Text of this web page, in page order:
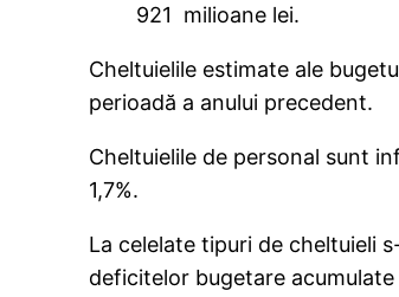
921 milioane lei.
Cheltuielile estimate ale
perioadă a anului precedent.
Cheltuielile de personal sunt
1,7%.
La celelate tipuri de cheltuieli
deficitelor bugetare